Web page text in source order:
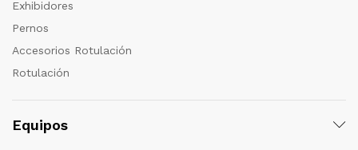
Exhibidores
Pernos
Accesorios Rotulación
Rotulación
Equipos